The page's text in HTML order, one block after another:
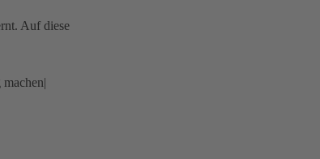
Auf diese